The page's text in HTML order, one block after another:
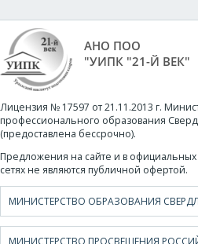
АНО ПОО
"УИПК "21-Й ВЕК"
Лицензия № 17597 от 21.11.2013 г.
профессионального образования
(предоставлена бессрочно).
Предложения на сайте и в официальных
сетях не являются публичной офертой.
МИНИСТЕРСТВО ОБРАЗОВАНИЯ
МИНИСТЕРСТВО ПРОСВЕЩЕНИЯ